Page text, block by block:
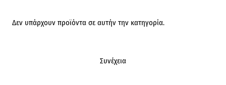
Δεν υπάρχουν προϊόντα σε αυτήν την κατηγορία.
Συνέχεια